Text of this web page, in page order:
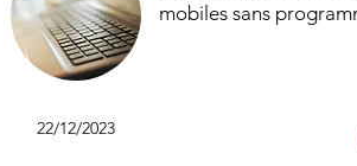
mobiles sans
22/12/2023